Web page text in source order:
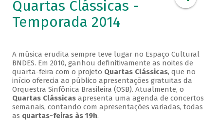
Quartas Clássicas -
Temporada 2014
A música erudita sempre teve lugar no Espaço Cultural
BNDES. Em 2010, ganhou definitivamente as noites de
quarta-feira com o projeto Quartas Clássicas, que no
início oferecia ao público apresentações gratuitas da
Orquestra Sinfônica Brasileira (OSB). Atualmente, o
Quartas Clássicasapresenta uma agenda de concertos
semanais, contando com apresentações variadas, todas
as quartas-feiras às 19h.